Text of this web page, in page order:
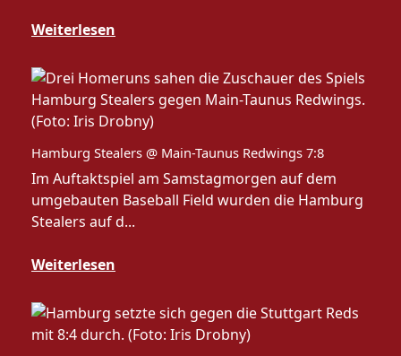
Weiterlesen
Hamburg Stealers @ Main-Taunus Redwings 7:8
Im Auftaktspiel am Samstagmorgen auf dem
umgebauten Baseball Field wurden die Hamburg
Stealers auf d...
Weiterlesen